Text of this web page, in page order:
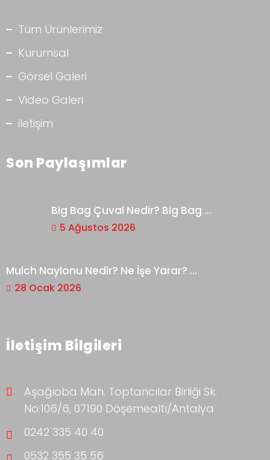
Tüm Ürünlerimiz
Kurumsal
Görsel Galeri
Video Galeri
iletişim
Son Paylaşımlar
Big Bag Çuval Nedir? Big Bag ...
5 Ağustos 2026
Mulch Naylonu Nedir? Ne İşe Yarar? ...
28 Ocak 2026
İletişim Bilgileri
Aşağıoba Mah. Toptancılar Birliği Sk.
No:106/6, 07190 Döşemealtı/Antalya
0242 335 40 40
0532 355 35 56